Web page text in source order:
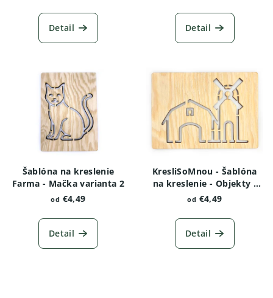
Detail Detail
Šablóna na kreslenie
Farma - Mačka varianta 2
od €4,49
Detail
KresliSoMnou - Šablóna
na kreslenie - Objekty -
Farma s veterným
od €4,49
Detail